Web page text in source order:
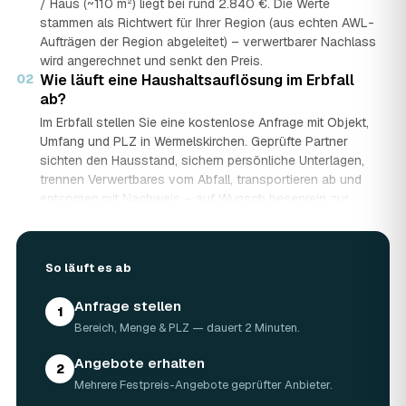
/ Haus (~110 m²) liegt bei rund 2.840 €. Die Werte
stammen als Richtwert für Ihrer Region (aus echten AWL-
Aufträgen der Region abgeleitet) – verwertbarer Nachlass
wird angerechnet und senkt den Preis.
02 Wie läuft eine Haushaltsauflösung im Erbfall
ab?
Im Erbfall stellen Sie eine kostenlose Anfrage mit Objekt,
Umfang und PLZ in Wermelskirchen. Geprüfte Partner
sichten den Hausstand, sichern persönliche Unterlagen,
trennen Verwertbares vom Abfall, transportieren ab und
entsorgen mit Nachweis – auf Wunsch besenrein zur
entscheiden in Ruhe, gerade wenn mehrere Erben beteiligt
Werden Wertgegenstände und Antiquitäten
angerechnet?
Ja. Antiquitäten, Möbel, Schmuck und ganze Sammlungen
aus dem Nachlass werden fachkundig begutachtet und
auf den Preis angerechnet. Bei wertvollem Hausstand
kann die Haushaltsauflösung in Wermelskirchen dadurch
nahezu kostenneutral werden – in Einzelfällen bis hin zu
So läuft es ab
1 Anfrage stellen
Bereich, Menge & PLZ — dauert 2 Minuten.
2 Angebote erhalten
Mehrere Festpreis-Angebote geprüfter Anbieter.